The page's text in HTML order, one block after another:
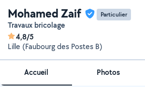
Mohamed Zaif Particulier
Travaux bricolage
4,8/5
Lille (Faubourg des Postes B)
Accueil Photos